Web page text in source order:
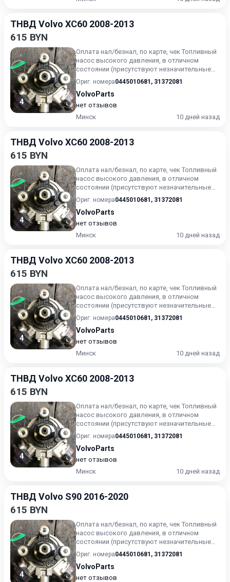
ТНВД Volvo XC60 2008-2013
615 BYN
4
Оплата нал/безнал, по карте, чек Топливный
насос высокого давления, в отличном
состоянии (присутствуют незначительные
следы эксплуатации). Г...
Ориг. номера0445010681 , 31372081
VolvoParts
нет отзывов
Минск
10 дней назад
ТНВД Volvo XC60 2008-2013
615 BYN
4
Оплата нал/безнал, по карте, чек Топливный
насос высокого давления, в отличном
состоянии (присутствуют незначительные
следы эксплуатации). Г...
Ориг. номера0445010681 , 31372081
VolvoParts
нет отзывов
Минск
10 дней назад
ТНВД Volvo XC60 2008-2013
615 BYN
4
Оплата нал/безнал, по карте, чек Топливный
насос высокого давления, в отличном
состоянии (присутствуют незначительные
следы эксплуатации). Г...
Ориг. номера0445010681 , 31372081
VolvoParts
нет отзывов
Минск
10 дней назад
ТНВД Volvo XC60 2008-2013
615 BYN
4
Оплата нал/безнал, по карте, чек Топливный
насос высокого давления, в отличном
состоянии (присутствуют незначительные
следы эксплуатации). Г...
Ориг. номера0445010681 , 31372081
VolvoParts
нет отзывов
Минск
10 дней назад
ТНВД Volvo S90 2016-2020
615 BYN
4
Оплата нал/безнал, по карте, чек Топливный
насос высокого давления, в отличном
состоянии (присутствуют незначительные
следы эксплуатации). Г...
Ориг. номера0445010681 , 31372081
VolvoParts
нет отзывов